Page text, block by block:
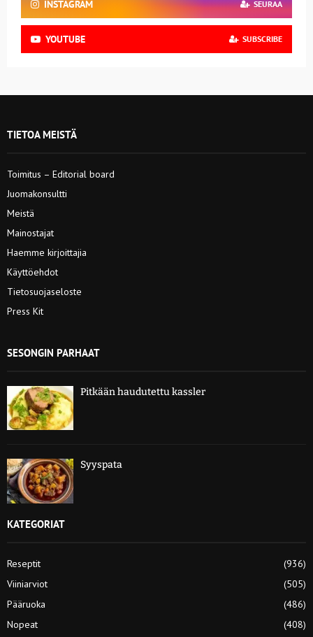
INSTAGRAM SEURAA
YOUTUBE SUBSCRIBE
TIETOA MEISTÄ
Toimitus – Editorial board
Juomakonsultti
Meistä
Mainostajat
Haemme kirjoittajia
Käyttöehdot
Tietosuojaseloste
Press Kit
SESONGIN PARHAAT
Pitkään haudutettu kassler
Syyspata
KATEGORIAT
Reseptit
(936)
Viiniarviot
(505)
Pääruoka
(486)
Nopeat
(408)